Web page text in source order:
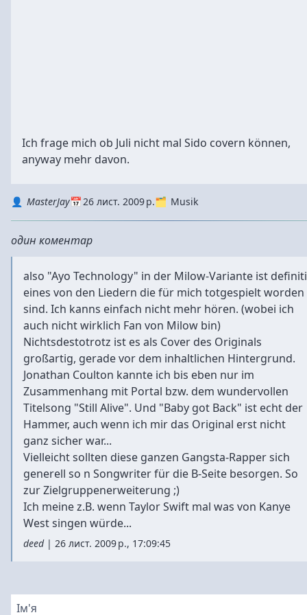
Ich frage mich ob Juli nicht mal Sido covern können,
anyway mehr davon.
AutorMasterJay
Datum 26 лист. 2009 р.
Kategorie Musik
один коментар
also "Ayo Technology" in der Milow-Variante ist
eines von den Liedern die für mich totgespielt worden
sind. Ich kanns einfach nicht mehr hören. (wobei ich
auch nicht wirklich Fan von Milow bin)
Nichtsdestotrotz ist es als Cover des Originals
großartig, gerade vor dem inhaltlichen Hintergrund.
Jonathan Coulton kannte ich bis eben nur im
Zusammenhang mit Portal bzw. dem wundervollen
Titelsong "Still Alive". Und "Baby got Back" ist echt der
Hammer, auch wenn ich mir das Original erst nicht
ganz sicher war...
Vielleicht sollten diese ganzen Gangsta-Rapper sich
generell so n Songwriter für die B-Seite besorgen. So
zur Zielgruppenerweiterung ;)
Ich meine z.B. wenn Taylor Swift mal was von Kanye
West singen würde...
deed | 26 лист. 2009 р., 17:09:45
Ім'я